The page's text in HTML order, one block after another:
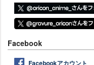
Facebook
Facebookアカウント